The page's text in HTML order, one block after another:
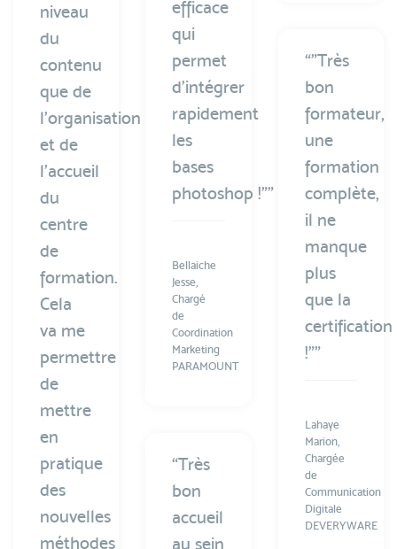
niveau
du
contenu
que de
l’organisation
et de
l’accueil
du
centre
de
formation.
Cela
va me
permettre
de
mettre
en
pratique
des
nouvelles
méthodes
efficace
qui
permet
d’intégrer
rapidement
les
bases
photoshop !"”
Bellaiche
Jesse,
Chargé
de
Coordination
Marketing
PARAMOUNT
“"Très
bon
formateur,
une
formation
complète,
il ne
manque
plus
que la
certification
!"”
Lahaye
Marion,
Chargée
de
Communication
Digitale
DEVERYWARE
“Très
bon
accueil
au sein